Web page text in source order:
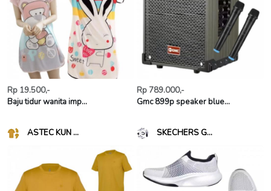
Rp 19.500,-
Baju tidur wanita imp...
Rp 789.000,-
Gmc 899p speaker blue...
ASTEC KUN ... SKECHERS G...